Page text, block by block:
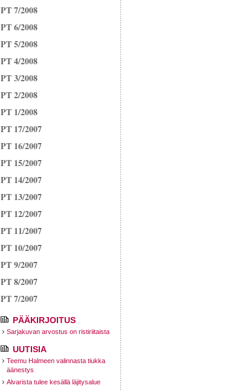
PT 7/2008
PT 6/2008
PT 5/2008
PT 4/2008
PT 3/2008
PT 2/2008
PT 1/2008
PT 17/2007
PT 16/2007
PT 15/2007
PT 14/2007
PT 13/2007
PT 12/2007
PT 11/2007
PT 10/2007
PT 9/2007
PT 8/2007
PT 7/2007
PÄÄKIRJOITUS
Sarjakuvan arvostus on ristiriitaista
UUTISIA
Teemu Halmeen valinnasta tiukka
äänestys
Alvarista tulee kesällä läjitysalue